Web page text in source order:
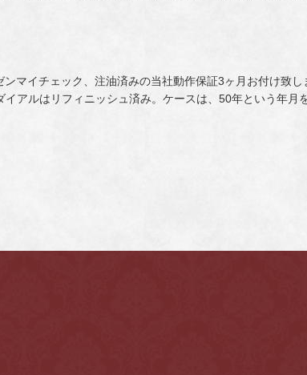
マイチェック、注油済みの当社動作保証3ヶ月お付け致
アルはリフィニッシュ済み。ケースは、50年という年月